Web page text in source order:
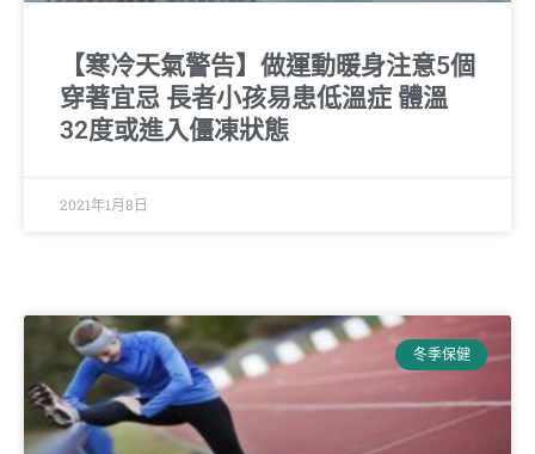
【寒冷天氣警告】做運動暖身注意5個
穿著宜忌 長者小孩易患低溫症 體溫
32度或進入僵凍狀態
2021年1月8日
冬季保健